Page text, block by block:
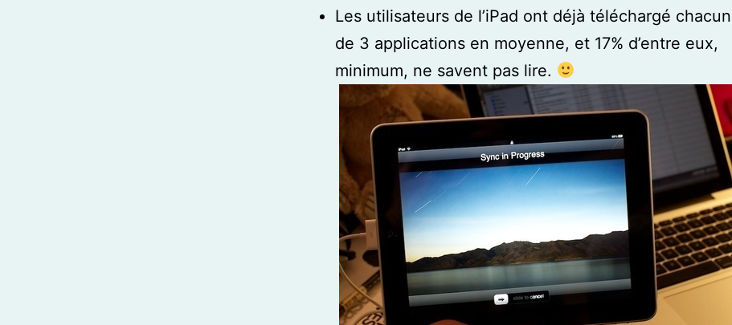
Les utilisateurs de l’iPad ont déjà téléchargé
de 3 applications en moyenne, et 17% d’entre eux,
minimum, ne savent pas lire.